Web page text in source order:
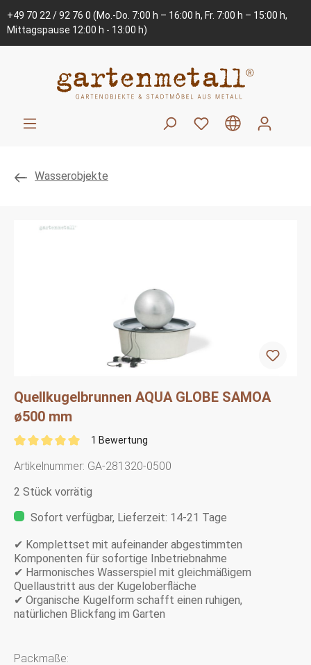
+49 70 22 / 92 76 0 (Mo.-Do. 7:00 h – 16:00 h, Fr. 7:00 h – 15:00 h,
Mittagspause 12:00 h - 13:00 h)
Wasserobjekte
Quellkugelbrunnen AQUA GLOBE SAMOA
ø500 mm
1 Bewertung
Artikelnummer: GA-281320-0500
2 Stück vorrätig
Sofort verfügbar, Lieferzeit: 14-21 Tage
✔ Komplettset mit aufeinander abgestimmten
Komponenten für sofortige Inbetriebnahme
✔ Harmonisches Wasserspiel mit gleichmäßigem
Quellaustritt aus der Kugeloberfläche
✔ Organische Kugelform schafft einen ruhigen,
natürlichen Blickfang im Garten
Packmaße: